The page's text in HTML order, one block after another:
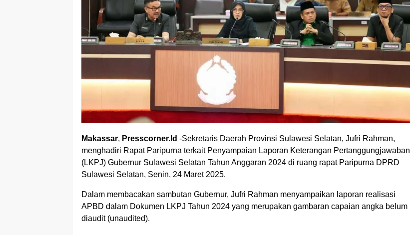
Makassar, Presscorner.Id -Sekretaris Daerah Provinsi Sulawesi Selatan, Jufri Rahman,
menghadiri Rapat Paripurna terkait Penyampaian Laporan Keterangan Pertanggungjawaban
(LKPJ) Gubernur Sulawesi Selatan Tahun Anggaran 2024 di ruang rapat Paripurna DPRD
Sulawesi Selatan, Senin, 24 Maret 2025.
Dalam membacakan sambutan Gubernur, Jufri Rahman menyampaikan laporan realisasi
APBD dalam Dokumen LKPJ Tahun 2024 yang merupakan gambaran capaian angka belum
diaudit (unaudited).